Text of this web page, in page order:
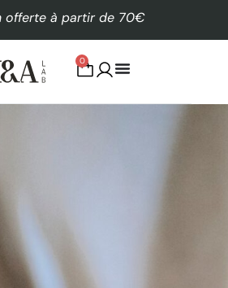
offerte à partir de 70€
0